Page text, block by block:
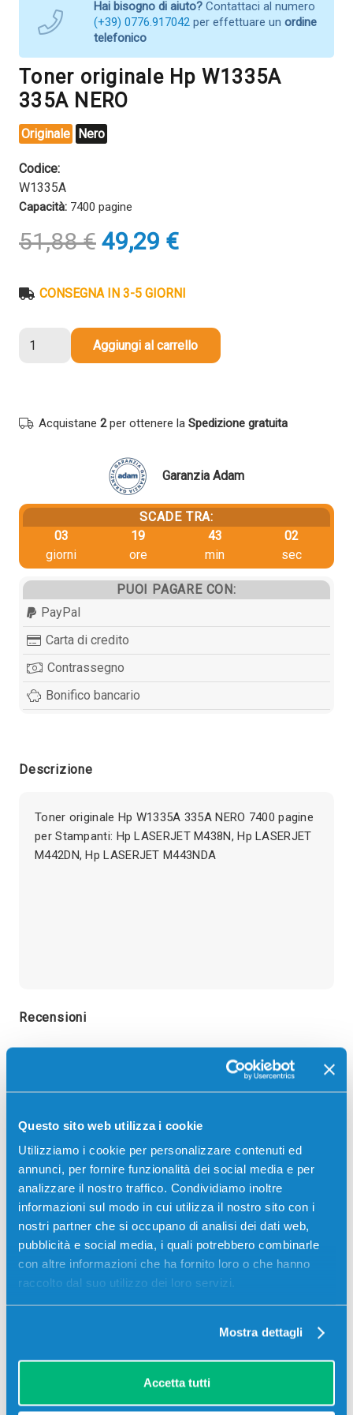
Questo sito web utilizza i cookie
Utilizziamo i cookie per personalizzare contenuti ed
annunci, per fornire funzionalità dei social media e per
analizzare il nostro traffico. Condividiamo inoltre
informazioni sul modo in cui utilizza il nostro sito con i
nostri partner che si occupano di analisi dei dati web,
pubblicità e social media, i quali potrebbero combinarle
con altre informazioni che ha fornito loro o che hanno
raccolto dal suo utilizzo dei loro servizi.
Mostra dettagli
Accetta tutti
Hai bisogno di aiuto? Contattaci al numero
(+39) 0776.917042 per effettuare un ordine
telefonico
Toner originale Hp W1335A
335A NERO
Originale Nero
Codice:
W1335A
Capacità: 7400 pagine
51,88€ Il
prezzo
era:
49,29 €Il
prezzo
è:
CONSEGNA IN 3-5 GIORNI
NERO
Aggiungi al carrello
Acquistane 2per ottenere la Spedizione gratuita
Garanzia Adam
SCADE TRA:
03
giorni
19
ore
43
min
02
sec
PUOI PAGARE CON:
PayPal
Carta di credito
Contrassegno
Bonifico bancario
Descrizione
Toner originale Hp W1335A 335A NERO 7400 pagine
per Stampanti: Hp LASERJET M438N, Hp LASERJET
M442DN, Hp LASERJET M443NDA
Recensioni
Stampanti compatibili